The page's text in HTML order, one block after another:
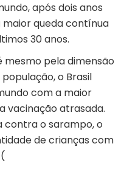
após dois anos
queda contínua
30 anos.
mesmo pela dimensão
o Brasil
com a maior
vacinação atrasada.
contra o sarampo, o
de crianças com